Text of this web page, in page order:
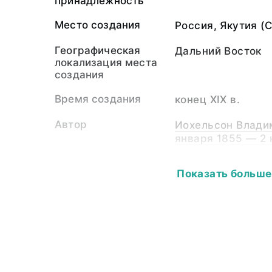
Место создания Россия, Якутия
Географическая
локализация места
создания
Дальний Восток
Время создания конец XIX в.
Автор
Иохельсон
января 1855 — 2
января 1855 — 2
Показать больше